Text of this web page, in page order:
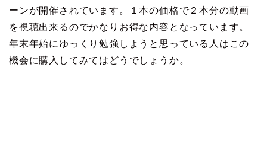
ーンが開催されています。１本の価格で２本分の動画
を視聴出来るのでかなりお得な内容となっています。
年末年始にゆっくり勉強しようと思っている人はこの
機会に購入してみてはどうでしょうか。